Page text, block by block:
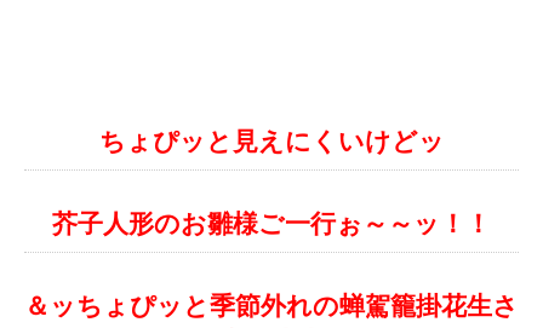
ちょぴッと見えにくいけどッ
芥子人形のお雛様ご一行ぉ～～ッ！！
＆ッちょぴッと季節外れの蝉駕籠掛花生さ